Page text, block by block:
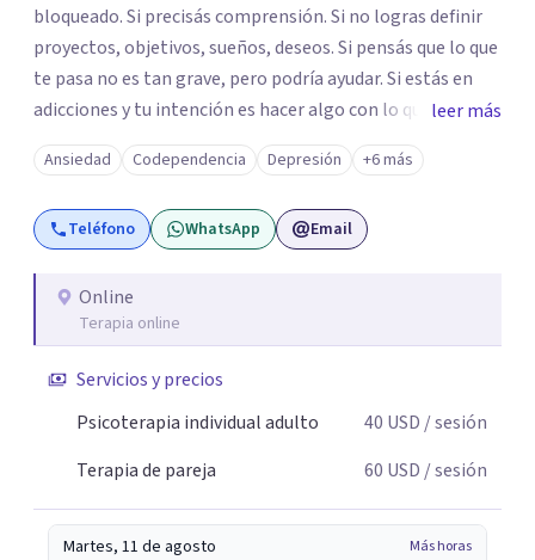
bloqueado. Si precisás comprensión. Si no logras definir
proyectos, objetivos, sueños, deseos. Si pensás que lo que
te pasa no es tan grave, pero podría ayudar. Si estás en
adicciones y tu intención es hacer algo con lo que te está
pasando. No dudes en comunicarte a fin de comenzar a
resolver la situación que está generando esa angustia.
leer más
Ansiedad Codependencia Depresión +6 más
Teléfono WhatsApp Email
Online
Terapia online
Servicios y precios
Psicoterapia individual adulto
40 USD / sesión
Terapia de pareja
60 USD / sesión
Martes, 11 de agosto Más horas